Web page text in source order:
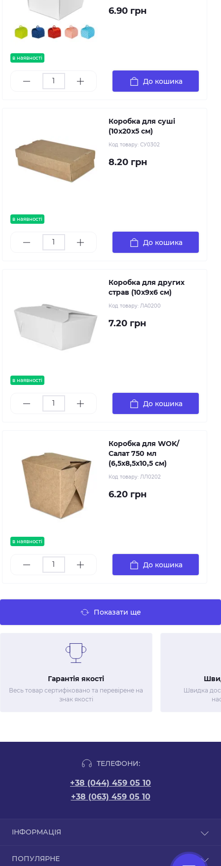
в наявності
6.90 грн
До кошика
в наявності
Коробка для суші
(10х20х5 см)
Код товару: СУ0302
8.20 грн
До кошика
в наявності
Коробка для других
страв (10х9х6 см)
Код товару: ЛА0200
7.20 грн
До кошика
в наявності
Коробка для WOK/
Салат 750 мл
(6,5х8,5х10,5 см)
Код товару: ЛЛ0202
6.20 грн
До кошика
Показати ще
Гарантія якості
Весь товар сертифіковано та перевірене на
знак якості
Швидка
ТЕЛЕФОНИ:
+38 (044) 459 05 10
+38 (063) 459 05 10
ІНФОРМАЦІЯ
Відгуки
ПОПУЛЯРНЕ